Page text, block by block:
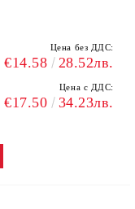
Цена без ДДС:
€14.58 28.52лв.
Цена с ДДС:
€17.50 34.23лв.